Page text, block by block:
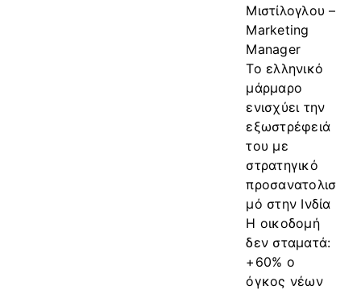
Μιστίλογλου –
Marketing
Manager
Το ελληνικό
μάρμαρο
ενισχύει την
εξωστρέφειά
του με
στρατηγικό
προσανατολισ
μό στην Ινδία
Η οικοδομή
δεν σταματά:
+60% ο
όγκος νέων